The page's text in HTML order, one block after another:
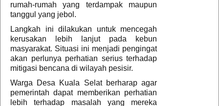
rumah-rumah yang terdampak maupun
tanggul yang jebol.
Langkah ini dilakukan untuk mencegah
kerusakan lebih lanjut pada kebun
masyarakat. Situasi ini menjadi pengingat
akan perlunya perhatian serius terhadap
mitigasi bencana di wilayah pesisir.
Warga Desa Kuala Selat berharap agar
pemerintah dapat memberikan perhatian
lebih terhadap masalah yang mereka